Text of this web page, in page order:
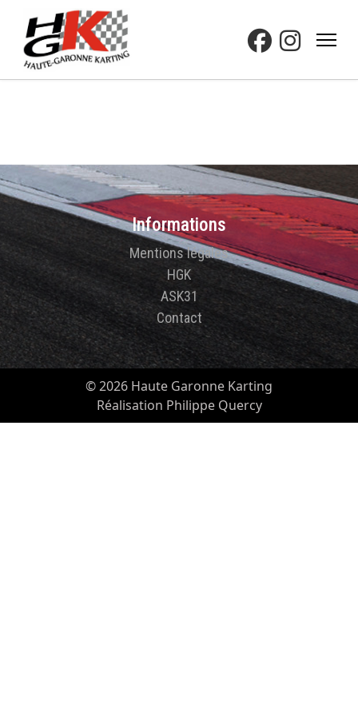
Informations
Mentions légales
HGK
ASK31
Contact
© 2026 Haute Garonne Karting
Réalisation Philippe Quercy